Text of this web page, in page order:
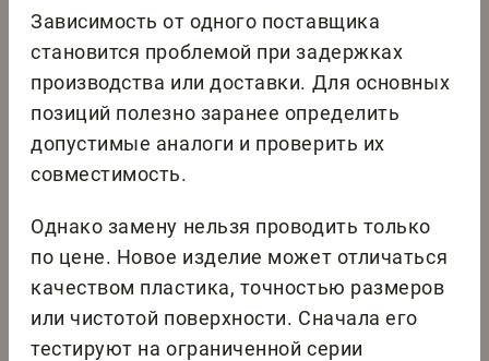
Зависимость от одного поставщика
становится проблемой при задержках
производства или доставки. Для основных
позиций полезно заранее определить
допустимые аналоги и проверить их
совместимость.
Однако замену нельзя проводить только
по цене. Новое изделие может отличаться
качеством пластика, точностью размеров
или чистотой поверхности. Сначала его
тестируют на ограниченной серии